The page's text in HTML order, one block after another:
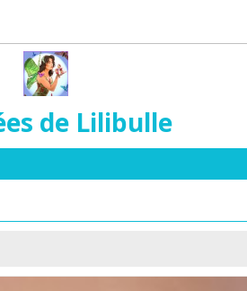
de Lilibulle